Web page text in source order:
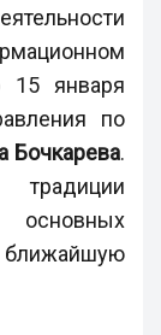
15 января
по
Бочкарева.
основных
ближайшую